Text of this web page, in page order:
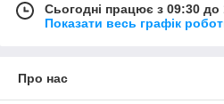
Сьогодні працює з 09:30 до
Показати весь графік
Про нас